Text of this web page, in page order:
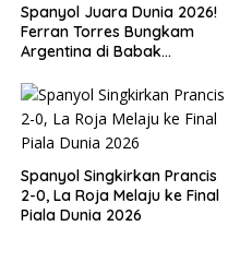
Spanyol Juara Dunia 2026!
Ferran Torres Bungkam
Argentina di Babak
Spanyol Singkirkan Prancis
2-0, La Roja Melaju ke Final
Piala Dunia 2026